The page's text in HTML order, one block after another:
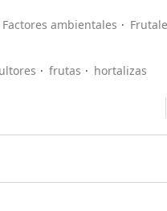
Factores ambientales
frutas hortalizas